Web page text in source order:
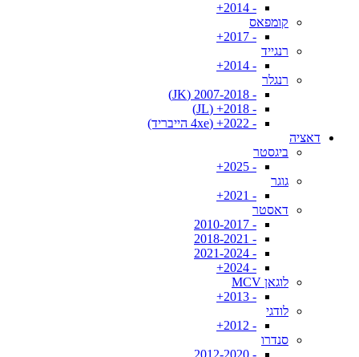
- 2014+
קומפאס
- 2017+
רנגייד
- 2014+
רנגלר
- 2007-2018 (JK)
- 2018+ (JL)
- 2022+ (4xe הייבריד)
דאציה
ביגסטר
- 2025+
גוגר
- 2021+
דאסטר
- 2010-2017
- 2018-2021
- 2021-2024
- 2024+
לוגאן MCV
- 2013+
לודגי
- 2012+
סנדרו
- 2012-2020